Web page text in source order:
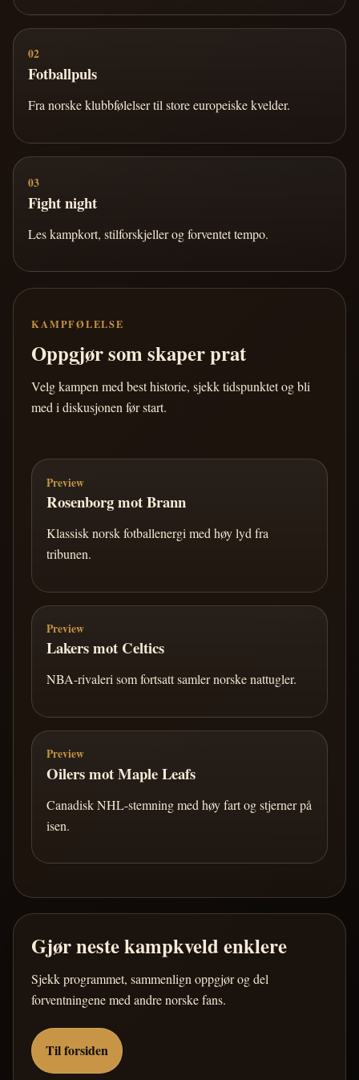
02
Fotballpuls
Fra norske klubbfølelser til store europeiske kvelder.
03
Fight night
Les kampkort, stilforskjeller og forventet tempo.
KAMPFØLELSE
Oppgjør som skaper prat
Velg kampen med best historie, sjekk tidspunktet og bli
med i diskusjonen før start.
Preview
Rosenborg mot Brann
Klassisk norsk fotballenergi med høy lyd fra
tribunen.
Preview
Lakers mot Celtics
NBA-rivaleri som fortsatt samler norske nattugler.
Preview
Oilers mot Maple Leafs
Canadisk NHL-stemning med høy fart og stjerner på
isen.
Gjør neste kampkveld enklere
Sjekk programmet, sammenlign oppgjør og del
forventningene med andre norske fans.
Til forsiden